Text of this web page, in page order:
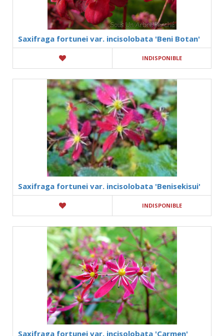
Saxifraga fortunei var. incisolobata 'Beni Botan'
INDISPONIBLE
Saxifraga fortunei var. incisolobata 'Benisekisui'
INDISPONIBLE
Saxifraga fortunei var. incisolobata 'Carmen'